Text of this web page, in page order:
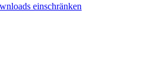
einschränken